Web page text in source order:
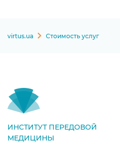
virtus.ua Стоимость услуг
ИНСТИТУТ ПЕРЕДОВОЙ
МЕДИЦИНЫ